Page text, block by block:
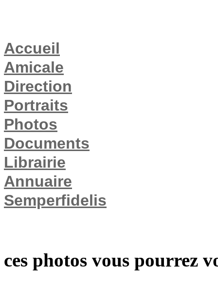
Accueil
Amicale
Direction
Portraits
Photos
Documents
Librairie
Annuaire
Semperfidelis
ces photos vous pourrez